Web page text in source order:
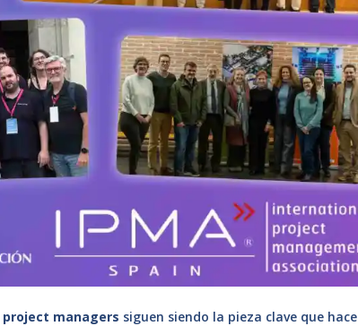
project managers siguen siendo la pieza clave que hace